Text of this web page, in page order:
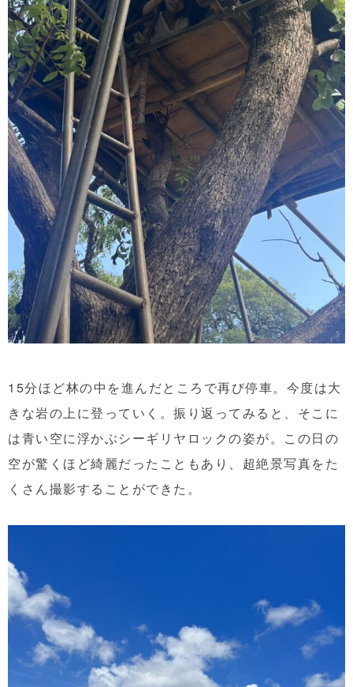
15分ほど林の中を進んだところで再び停車。今度は大
きな岩の上に登っていく。振り返ってみると、そこに
は青い空に浮かぶシーギリヤロックの姿が。この日の
空が驚くほど綺麗だったこともあり、超絶景写真をた
くさん撮影することができた。